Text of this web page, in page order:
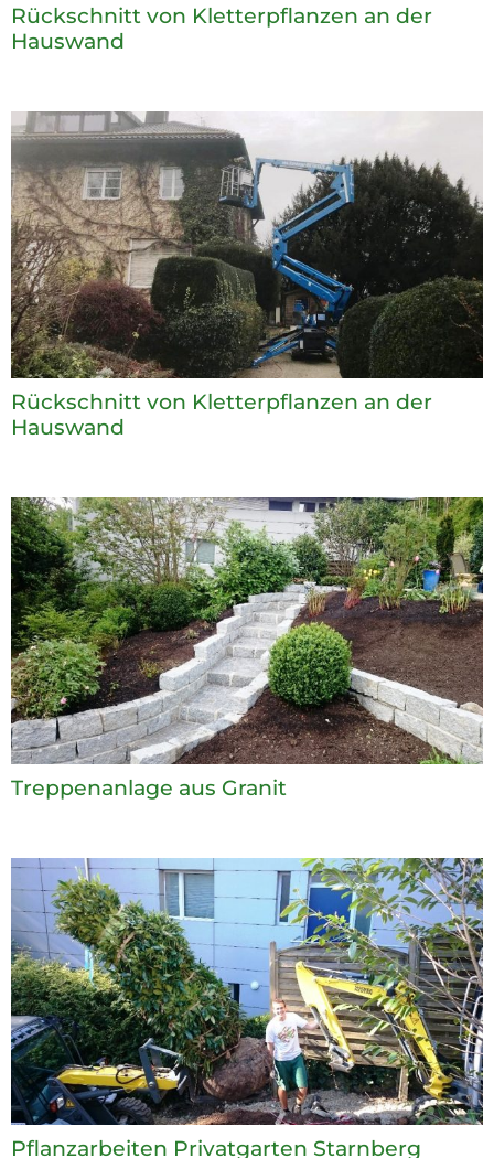
Rückschnitt von Kletterpflanzen an der
Hauswand
Rückschnitt von Kletterpflanzen an der
Hauswand
Treppenanlage aus Granit
Pflanzarbeiten Privatgarten Starnberg